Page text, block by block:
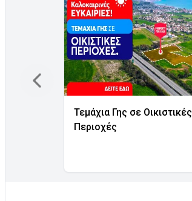
Τεμάχια Γης σε Οικιστικές
Περιοχές